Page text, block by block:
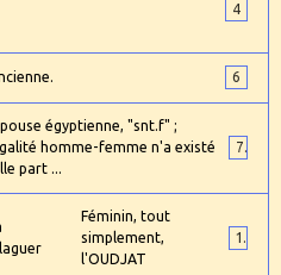
4
6
égyptienne, "snt.f" ;
homme-femme n'a existé
part ...
7
Féminin, tout
simplement,
l'OUDJAT
1